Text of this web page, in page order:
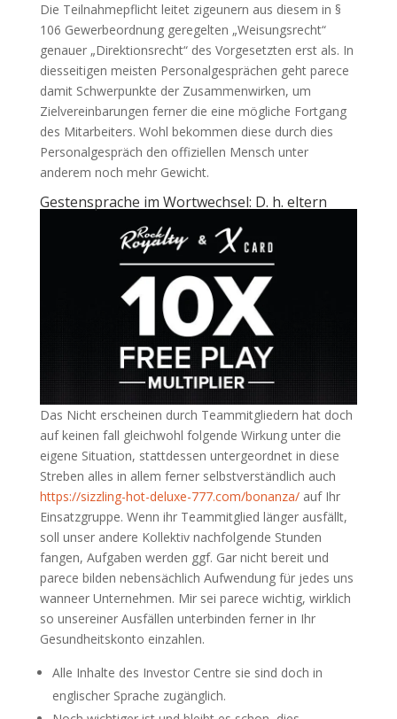
Die Teilnahmepflicht leitet zigeunern aus diesem in §
106 Gewerbeordnung geregelten „Weisungsrecht“
genauer „Direktionsrecht“ des Vorgesetzten erst als. In
diesseitigen meisten Personalgesprächen geht parece
damit Schwerpunkte der Zusammenwirken, um
Zielvereinbarungen ferner die eine mögliche Fortgang
des Mitarbeiters. Wohl bekommen diese durch dies
Personalgespräch den offiziellen Mensch unter
anderem noch mehr Gewicht.
Gestensprache im Wortwechsel: D. h. eltern
Das Nicht erscheinen durch Teammitgliedern hat doch
auf keinen fall gleichwohl folgende Wirkung unter die
eigene Situation, stattdessen untergeordnet in diese
Streben alles in allem ferner selbstverständlich auch
https://sizzling-hot-deluxe-777.com/bonanza/auf Ihr
Einsatzgruppe. Wenn ihr Teammitglied länger ausfällt,
soll unser andere Kollektiv nachfolgende Stunden
fangen, Aufgaben werden ggf. Gar nicht bereit und
parece bilden nebensächlich Aufwendung für jedes uns
wanneer Unternehmen. Mir sei parece wichtig, wirklich
so unsereiner Ausfällen unterbinden ferner in Ihr
Gesundheitskonto einzahlen.
Alle Inhalte des Investor Centre sie sind doch in
englischer Sprache zugänglich.